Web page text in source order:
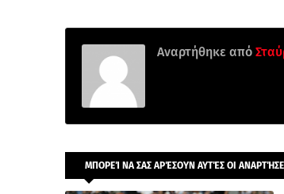
Αναρτήθηκε από
ΜΠΟΡΕΊ ΝΑ ΣΑΣ ΑΡΈΣΟΥΝ ΑΥΤΈΣ ΟΙ